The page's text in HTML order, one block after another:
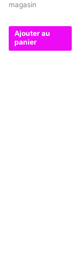
magasin
Ajouter au
panier